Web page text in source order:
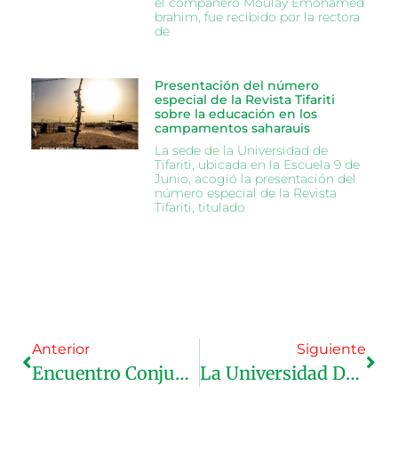
brahim, fue recibido por la rectora
de
Presentación del número
especial de la Revista Tifariti
sobre la educación en los
campamentos saharauis
La sede de la Universidad de
Tifariti, ubicada en la Escuela 9 de
Junio, acogió la presentación del
número especial de la Revista
Tifariti, titulado
Anterior
Encuentro Conjunto Entre La Universidad De Tifariti, El Ministerio De Enseñanza Superior E Investigación Científica De Argelia Y El Centro Universitario De Tinduf
Siguiente
La Universidad De Tifariti Recibe A Una Delegación Alemana